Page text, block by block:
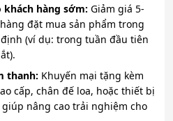
hàng sớm: Giảm giá 5-
đặt mua sản phẩm trong
(ví dụ: trong tuần đầu tiên
thanh: Khuyến mại tặng kèm
cấp, chân đế loa, hoặc thiết bị
nâng cao trải nghiệm cho